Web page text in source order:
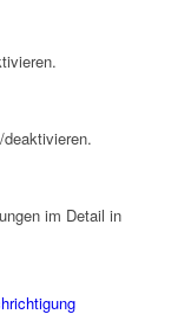
im Detail in